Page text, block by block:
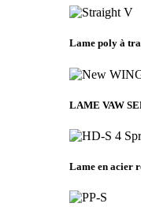
Lame poly à
LAME VAW
Lame en acier